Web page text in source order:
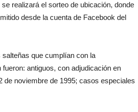
realizará el sorteo de ubicación, donde
desde la cuenta de Facebook del
que cumplían con la
antiguos, con adjudicación en
de noviembre de 1995; casos especiales